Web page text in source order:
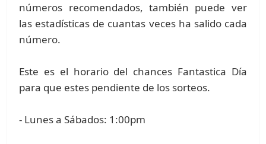
números recomendados, también puede ver
las estadísticas de cuantas veces ha salido cada
número.
Este es el horario del chances Fantastica Día
para que estes pendiente de los sorteos.
- Lunes a Sábados: 1:00pm